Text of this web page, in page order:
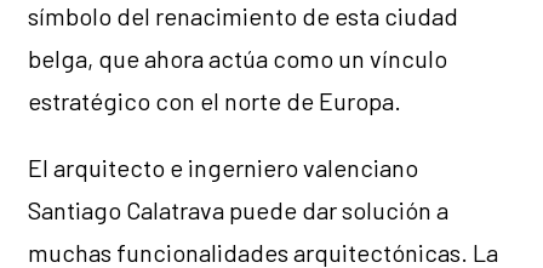
símbolo del renacimiento de esta ciudad
belga, que ahora actúa como un vínculo
estratégico con el norte de Europa.
El arquitecto e ingerniero valenciano
Santiago Calatrava puede dar solución a
muchas funcionalidades arquitectónicas. La